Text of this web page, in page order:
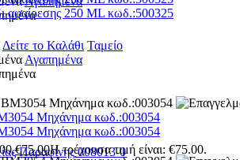
Μηχάνημα κωδ.:003054
Μηχάνημα κωδ.:003054
€75.00Η τρέχουσα τιμή είναι: €75.00.
αφαίρεσης 250 ML κωδ.:500325
Δείτε το Καλάθι Ταμείο
Αγαπημένα